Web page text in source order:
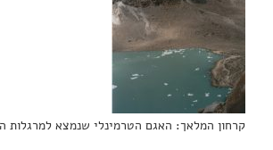
קרחון המלאך: האגם הטרמינלי שנמצא למרגלות